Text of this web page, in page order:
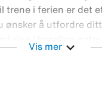
trene i ferien er det
å utfordre
For ekstra
på hotellet er
Vis mer expand_more